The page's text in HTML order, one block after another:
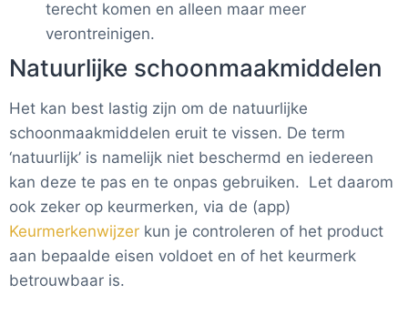
terecht komen en alleen maar meer
verontreinigen.
Natuurlijke schoonmaakmiddelen
Het kan best lastig zijn om de natuurlijke
schoonmaakmiddelen eruit te vissen. De term
‘natuurlijk’ is namelijk niet beschermd en iedereen
kan deze te pas en te onpas gebruiken. Let daarom
ook zeker op keurmerken, via de (app)
Keurmerkenwijzer kun je controleren of het product
aan bepaalde eisen voldoet en of het keurmerk
betrouwbaar is.